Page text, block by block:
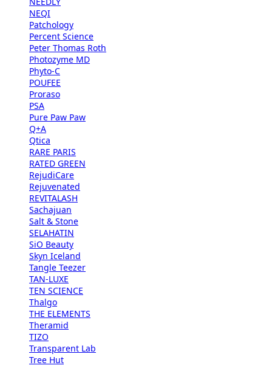
NEQI
Patchology
Percent Science
Peter Thomas Roth
Photozyme MD
Phyto-C
POUFEE
Proraso
PSA
Pure Paw Paw
Q+A
Qtica
RARE PARIS
RATED GREEN
RejudiCare
Rejuvenated
REVITALASH
Sachajuan
Salt & Stone
SELAHATIN
SiO Beauty
Skyn Iceland
Tangle Teezer
TAN-LUXE
TEN SCIENCE
Thalgo
THE ELEMENTS
Theramid
TIZO
Transparent Lab
Tree Hut